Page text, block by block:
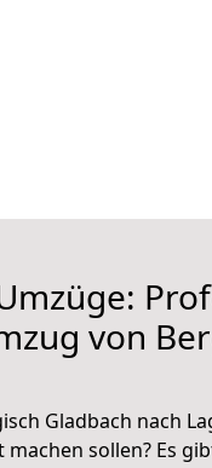
von
Gladbach nach
machen sollen? Es